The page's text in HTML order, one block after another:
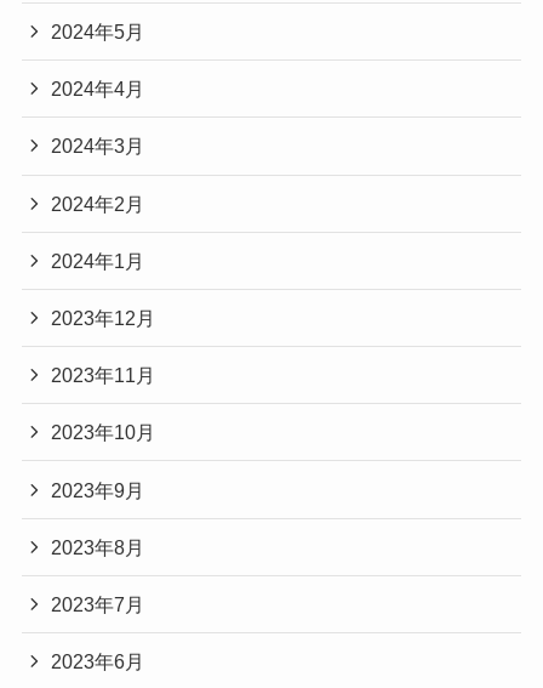
2024年5月
2024年4月
2024年3月
2024年2月
2024年1月
2023年12月
2023年11月
2023年10月
2023年9月
2023年8月
2023年7月
2023年6月